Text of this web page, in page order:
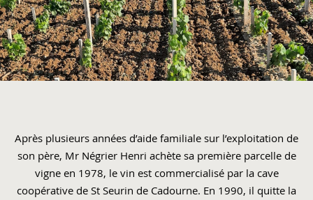
Après plusieurs années d’aide familiale sur l’exploitation de
son père, Mr Négrier Henri achète sa première parcelle de
vigne en 1978, le vin est commercialisé par la cave
coopérative de St Seurin de Cadourne. En 1990, il quitte la